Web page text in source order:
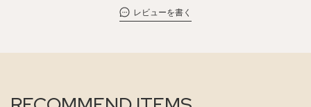
レビューを書く